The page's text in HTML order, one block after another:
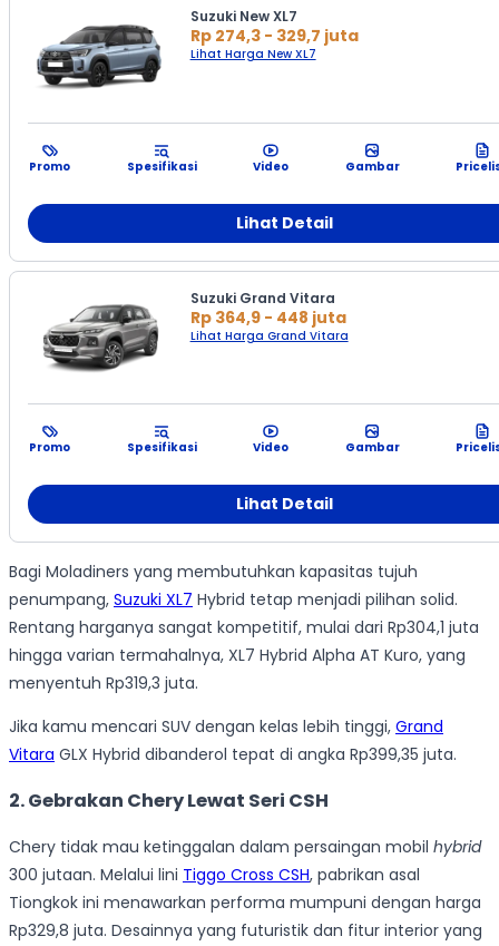
Suzuki New XL7
Rp 274,3 - 329,7 juta
Lihat Harga New XL7
Promo Spesifikasi Video Gambar
Lihat Detail
Suzuki Grand Vitara
Rp 364,9 - 448 juta
Lihat Harga Grand Vitara
Promo Spesifikasi Video Gambar
Lihat Detail
Bagi Moladiners yang membutuhkan kapasitas tujuh
penumpang, Suzuki XL7 Hybrid tetap menjadi pilihan solid.
Rentang harganya sangat kompetitif, mulai dari Rp304,1 juta
hingga varian termahalnya, XL7 Hybrid Alpha AT Kuro, yang
menyentuh Rp319,3 juta.
Jika kamu mencari SUV dengan kelas lebih tinggi, Grand
Vitara GLX Hybrid dibanderol tepat di angka Rp399,35 juta.
2. Gebrakan Chery Lewat Seri CSH
Chery tidak mau ketinggalan dalam persaingan mobil hybrid
300 jutaan. Melalui lini Tiggo Cross CSH, pabrikan asal
Tiongkok ini menawarkan performa mumpuni dengan harga
Rp329,8 juta. Desainnya yang futuristik dan fitur interior yang